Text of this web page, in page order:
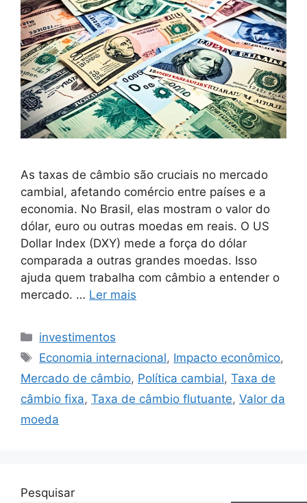
As taxas de câmbio são cruciais no mercado
cambial, afetando comércio entre países e a
economia. No Brasil, elas mostram o valor do
dólar, euro ou outras moedas em reais. O US
Dollar Index (DXY) mede a força do dólar
comparada a outras grandes moedas. Isso
ajuda quem trabalha com câmbio a entender o
mercado. … Ler mais
Categorias
investimentos
Tags
Economia internacional, Impacto econômico,
Mercado de câmbio, Política cambial, Taxa de
câmbio fixa, Taxa de câmbio flutuante, Valor da
moeda
Pesquisar